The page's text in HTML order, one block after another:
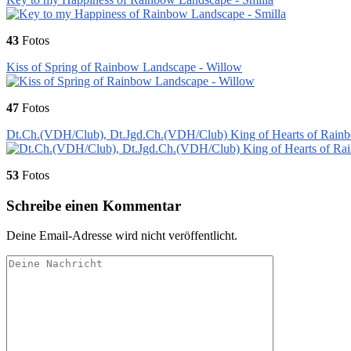
43 Fotos
Kiss of Spring of Rainbow Landscape - Willow
47 Fotos
Dt.Ch.(VDH/Club), Dt.Jgd.Ch.(VDH/Club) King of Hearts of
53 Fotos
Schreibe einen Kommentar
Deine Email-Adresse wird nicht veröffentlicht.